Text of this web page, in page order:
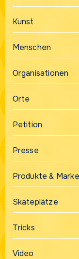
Kunst
Menschen
Organisationen
Orte
Petition
Presse
Produkte &
Skateplätze
Tricks
Video